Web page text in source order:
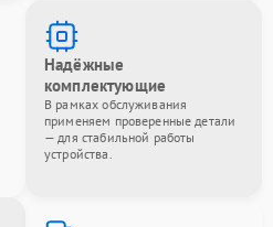
Надёжные
комплектующие
В рамках обслуживания
применяем проверенные детали
— для стабильной работы
устройства.